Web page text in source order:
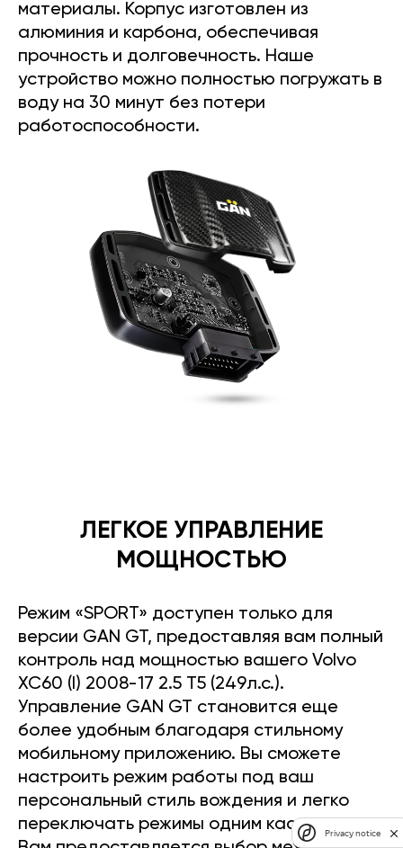
материалы. Корпус изготовлен из
алюминия и карбона, обеспечивая
прочность и долговечность. Наше
устройство можно полностью погружать в
воду на 30 минут без потери
работоспособности.
ЛЕГКОЕ УПРАВЛЕНИЕ
МОЩНОСТЬЮ
Режим «SPORT» доступен только для
версии GAN GT, предоставляя вам полный
контроль над мощностью вашего Volvo
XC60 (I) 2008-17 2.5 T5 (249л.с.).
Управление GAN GT становится еще
более удобным благодаря стильному
мобильному приложению. Вы сможете
настроить режим работы под ваш
персональный стиль вождения и легко
переключать режимы одним касанием.Privacy notice